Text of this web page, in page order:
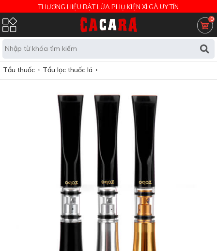
THƯƠNG HIỆU BẬT LỬA PHỤ KIỆN XÌ GÀ UY TÍN
0
Tẩu thuốc Tẩu lọc thuốc lá